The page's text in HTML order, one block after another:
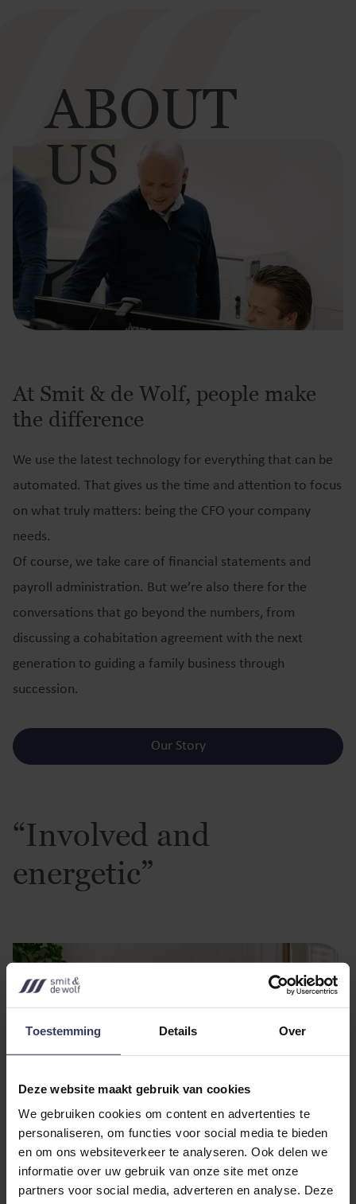
Toestemming Details Over
Deze website maakt gebruik van cookies
We gebruiken cookies om content en advertenties te
personaliseren, om functies voor social media te bieden
en om ons websiteverkeer te analyseren. Ook delen we
informatie over uw gebruik van onze site met onze
partners voor social media, adverteren en analyse. Deze
ABOUT
US
At Smit & de Wolf, people make
the difference
We use the latest technology for everything that can be
automated. That gives us the time and attention to focus
on what truly matters: being the CFO your company
needs.
Of course, we take care of financial statements and
payroll administration. But we’re also there for the
conversations that go beyond the numbers, from
discussing a cohabitation agreement with the next
generation to guiding a family business through
succession.
Our Story
“Involved and
energetic”